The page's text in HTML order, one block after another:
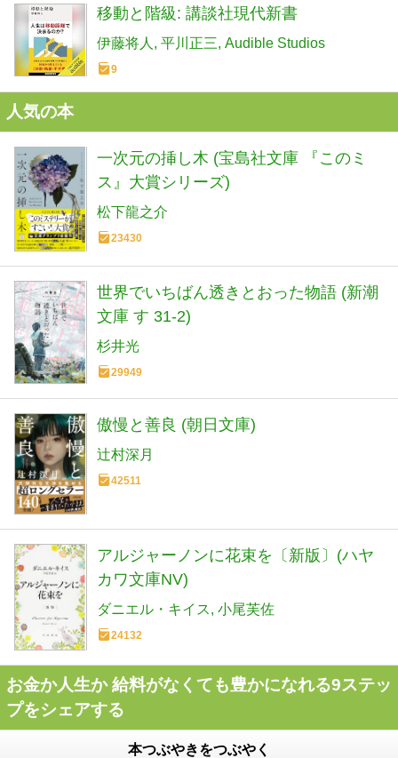
移動と階級: 講談社現代新書
伊藤将人 平川正三 Audible Studios
9
人気の本
一次元の挿し木 (宝島社文庫 『このミ
ス』大賞シリーズ)
松下龍之介
23430
世界でいちばん透きとおった物語 (新潮
文庫 す 31-2)
杉井光
29949
傲慢と善良 (朝日文庫)
辻村深月
42511
アルジャーノンに花束を〔新版〕(ハヤ
カワ文庫NV)
ダニエル・キイス 小尾芙佐
24132
お金か人生か 給料がなくても豊かになれる9ステッ
プをシェアする
本つぶやきをつぶやく